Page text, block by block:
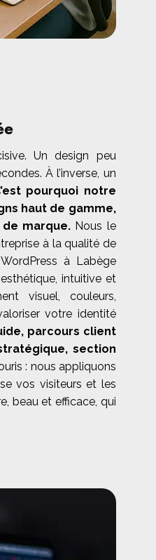
Un design peu
À l’inverse, un
pourquoi notre
haut de gamme,
marque. Nous le
à la qualité de
à Labège
intuitive et
visuel, couleurs,
votre identité
parcours client
section
: nous appliquons
vos visiteurs et les
beau et efficace, qui